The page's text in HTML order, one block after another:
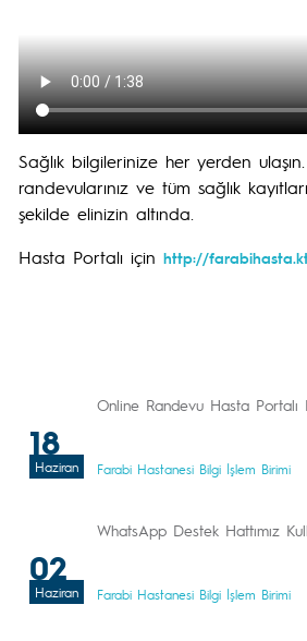
Sağlık bilgilerinize her yerden ulaşın.
randevularınız ve tüm sağlık
şekilde elinizin altında.
Hasta Portalı için http://
18
Haziran
Online Randevu Hasta Portalı
Farabi Hastanesi Bilgi İşlem Birimi
02
Haziran
WhatsApp Destek Hattımız
Farabi Hastanesi Bilgi İşlem Birimi